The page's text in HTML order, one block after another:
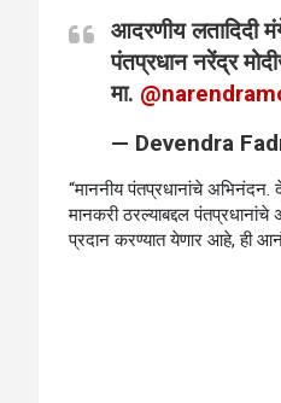
आदरणीय लतादिदी
पंतप्रधान नरेंद्र
मा.
— Devendra
“माननीय पंतप्रधानांचे अभिनंदन.
मानकरी ठरल्याबद्दल पंतप्रधानांचे
प्रदान करण्यात येणार आहे, ही